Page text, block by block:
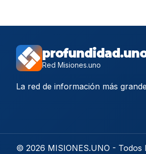
Red Misiones.uno
La red de información más
© 2026 MISIONES.UNO - Todos